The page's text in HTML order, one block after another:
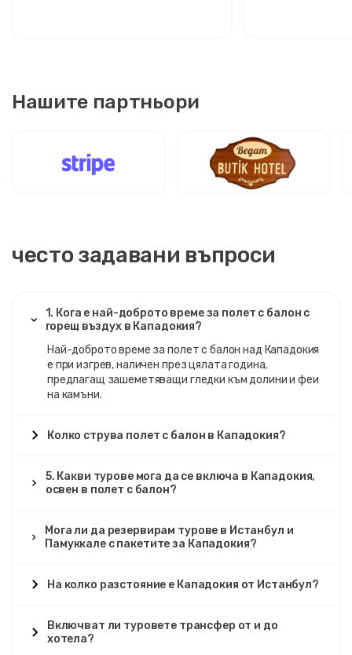
Нашите партньори
често задавани въпроси
1. Кога е най-доброто време за полет с балон с
горещ въздух в Кападокия?
Най-доброто време за полет с балон над Кападокия
е при изгрев, наличен през цялата година,
предлагащ зашеметяващи гледки към долини и феи
на камъни.
Колко струва полет с балон в Кападокия?
5. Какви турове мога да се включа в Кападокия,
освен в полет с балон?
Мога ли да резервирам турове в Истанбул и
Памуккале с пакетите за Кападокия?
На колко разстояние е Кападокия от Истанбул?
Включват ли туровете трансфер от и до
хотела?